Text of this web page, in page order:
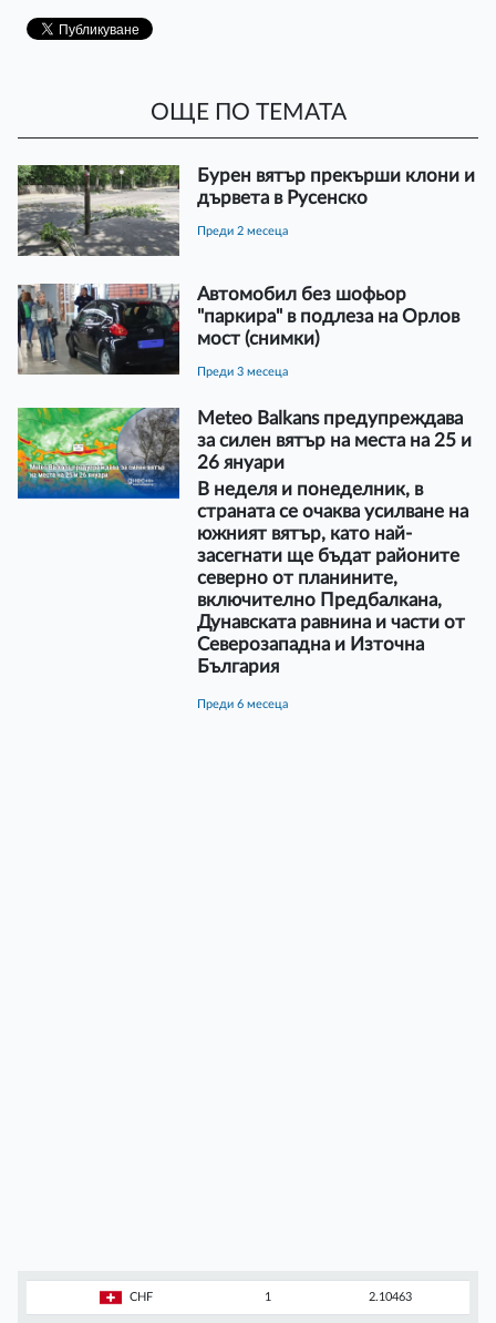
ОЩЕ ПО ТЕМАТА
Бурен вятър прекърши клони и
дървета в Русенско
преди 2 месеца
Автомобил без шофьор
"паркира" в подлеза на Орлов
мост (снимки)
преди 3 месеца
Meteo Balkans предупреждава
за силен вятър на места на 25 и
26 януари
В неделя и понеделник, в
страната се очаква усилване на
южният вятър, като най-
засегнати ще бъдат районите
северно от планините,
включително Предбалкана,
Дунавската равнина и части от
Северозападна и Източна
България
преди 6 месеца
CHF 1 2.10463